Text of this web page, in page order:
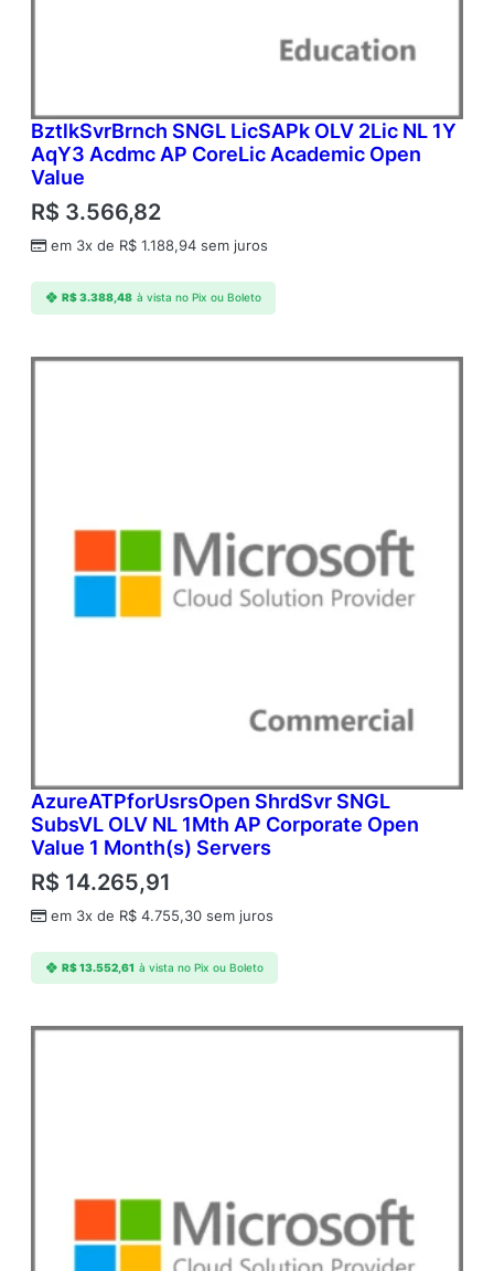
BztlkSvrBrnch SNGL LicSAPk OLV 2Lic NL 1Y
AqY3 Acdmc AP CoreLic Academic Open
Value
R$ 3.566,82
em 3x de R$ 1.188,94 sem juros
R$3.388,48 à vista no Pix ou Boleto
AzureATPforUsrsOpen ShrdSvr SNGL
SubsVL OLV NL 1Mth AP Corporate Open
Value 1 Month(s) Servers
R$ 14.265,91
em 3x de R$ 4.755,30 sem juros
R$13.552,61 à vista no Pix ou Boleto